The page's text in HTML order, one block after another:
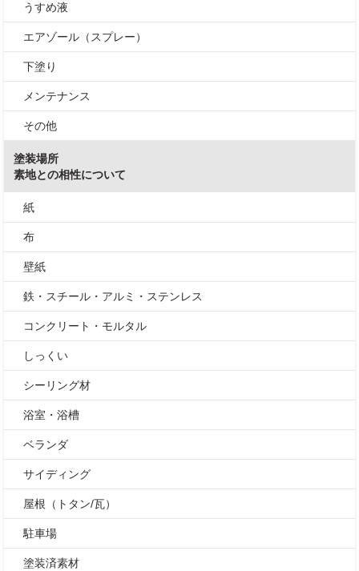
うすめ液
エアゾール（スプレー）
下塗り
メンテナンス
その他
塗装場所
素地との相性について
紙
布
壁紙
鉄・スチール・アルミ・ステンレス
コンクリート・モルタル
しっくい
シーリング材
浴室・浴槽
ベランダ
サイディング
屋根（トタン/瓦）
駐車場
塗装済素材